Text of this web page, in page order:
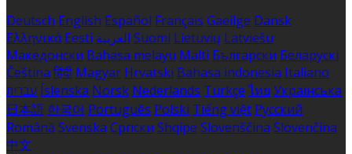
Deutsch English Español Français Gaeilge Dansk
Ελληνικά Eesti العربية Suomi Lietuvių Latviešu
Македонски Bahasa melayu Malti Български Беларускі
Čeština हिंदी Magyar Hrvatski Bahasa indonesia Italiano
עברית Íslenska Norsk Nederlands Türkçe ไทย Українська
日本語 한국어 Português Polski Tiếng việt Русский
Română Svenska Српски Shqipe Slovenščina Slovenčina
中文